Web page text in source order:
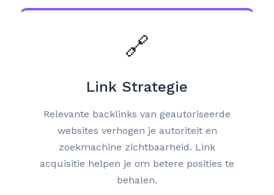
🔗
Link Strategie
Relevante backlinks van geautoriseerde
websites verhogen je autoriteit en
zoekmachine zichtbaarheid. Link
acquisitie helpen je om betere posities te
behalen.